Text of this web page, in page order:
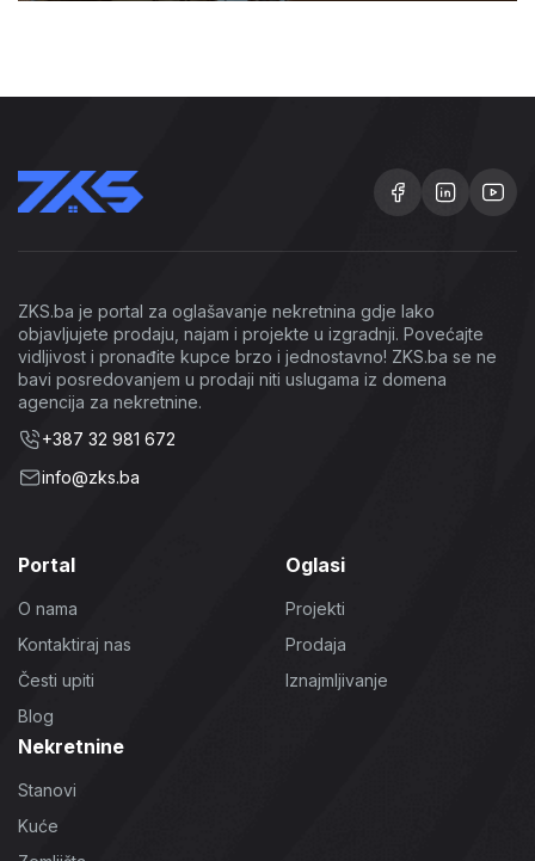
ZKS.ba je portal za oglašavanje nekretnina gdje lako
objavljujete prodaju, najam i projekte u izgradnji. Povećajte
vidljivost i pronađite kupce brzo i jednostavno! ZKS.ba se ne
bavi posredovanjem u prodaji niti uslugama iz domena
agencija za nekretnine.
+387 32 981 672
info@zks.ba
Portal
O nama
Kontaktiraj nas
Česti upiti
Blog
Oglasi
Projekti
Prodaja
Iznajmljivanje
Nekretnine
Stanovi
Kuće